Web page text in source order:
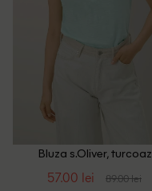
Bluza s.Oliver, turcoaz
57.00 lei 89.00 lei